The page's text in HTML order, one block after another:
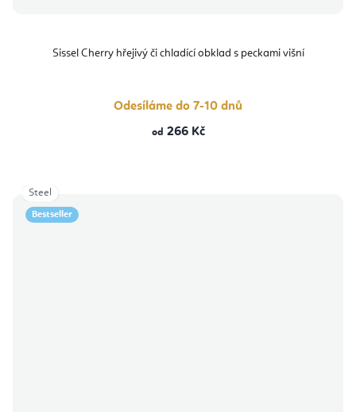
Sissel Cherry hřejivý či chladící obklad s peckami višní
Odesíláme do 7-10 dnů
od 266 Kč
Bestseller
Steel